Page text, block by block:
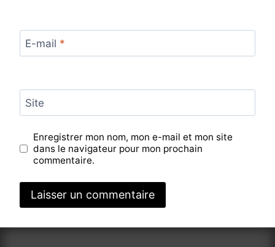
E-mail *
Site
Enregistrer mon nom, mon e-mail et mon site
dans le navigateur pour mon prochain
commentaire.
Alternative: